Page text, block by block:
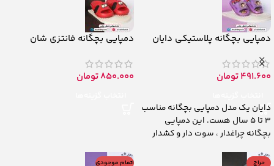
دمپایی بچگانه پلاستیکی دایان
491.600تومان
دایان یک مدل دمپایی بچگانه مناسب
3 تا 5 سال هست. این دمپایی
بچگانه چراغدار ، سوت دار و کشدار
دمپایی بچگانه فانتزی شان
850.000تومان
حراج اتمام موجودی